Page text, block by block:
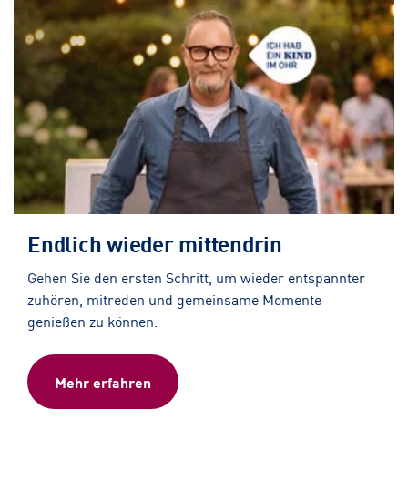
Endlich wieder mittendrin
Gehen Sie den ersten Schritt, um wieder entspannter
zuhören, mitreden und gemeinsame Momente
genießen zu können.
Mehr erfahren